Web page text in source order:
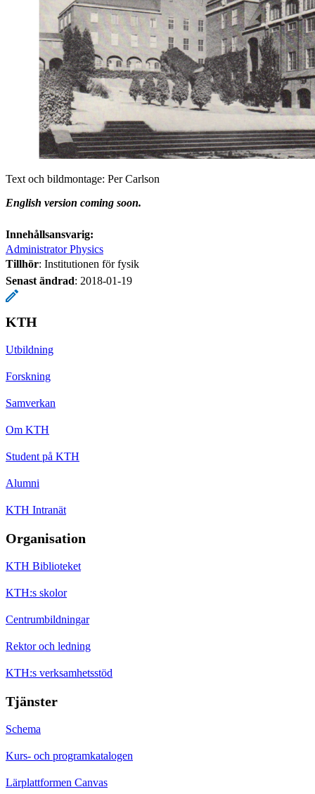
Text och bildmontage: Per Carlson
English version coming soon.
Innehållsansvarig:
Administrator Physics
Tillhör: Institutionen för fysik
Senast ändrad: 2018-01-19
KTH
Utbildning
Forskning
Samverkan
Om KTH
Student på KTH
Alumni
KTH Intranät
Organisation
KTH Biblioteket
KTH:s skolor
Centrumbildningar
Rektor och ledning
KTH:s verksamhetsstöd
Tjänster
Schema
Kurs- och programkatalogen
Lärplattformen Canvas